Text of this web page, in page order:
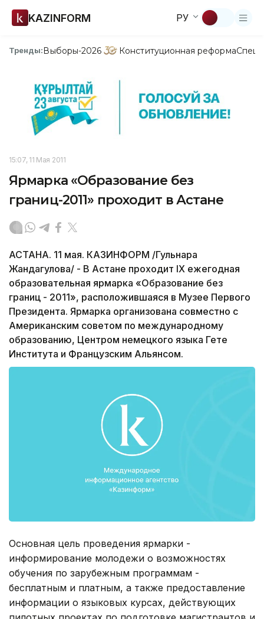
KAZINFORM РУ
Тренды:Выборы-2026 Конституционная реформа
15:07, 11 Мая 2011
Ярмарка «Образование без
границ-2011» проходит в Астане
АСТАНА. 11 мая. КАЗИНФОРМ /Гульнара
Жандагулова/ - В Астане проходит IX ежегодная
образовательная ярмарка «Образование без
границ - 2011», расположившаяся в Музее Первого
Президента. Ярмарка организована совместно с
Американским советом по международному
образованию, Центром немецкого языка Гете
Института и Французским Альянсом.
Основная цель проведения ярмарки -
информирование молодежи о возможностях
обучения по зарубежным программам -
бесплатным и платным, а также предоставление
информации о языковых курсах, действующих